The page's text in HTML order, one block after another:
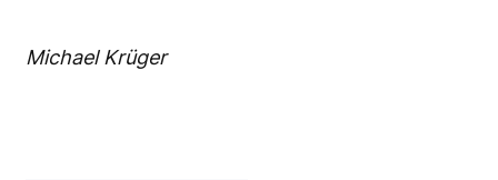
Michael Krüger